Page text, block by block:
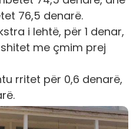
76,5 denarë.
i lehtë, për 1 denar,
me çmim prej
rritet për 0,6 denarë,